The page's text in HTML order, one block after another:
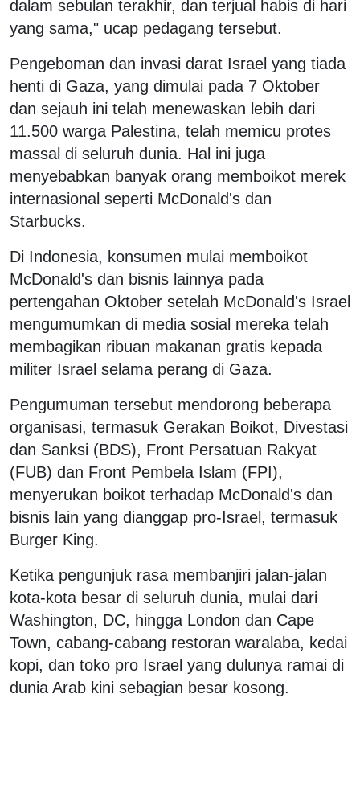
dalam sebulan terakhir, dan terjual habis di hari
yang sama," ucap pedagang tersebut.
Pengeboman dan invasi darat Israel yang tiada
henti di Gaza, yang dimulai pada 7 Oktober
dan sejauh ini telah menewaskan lebih dari
11.500 warga Palestina, telah memicu protes
massal di seluruh dunia. Hal ini juga
menyebabkan banyak orang memboikot merek
internasional seperti McDonald's dan
Starbucks.
Di Indonesia, konsumen mulai memboikot
McDonald's dan bisnis lainnya pada
pertengahan Oktober setelah McDonald's Israel
mengumumkan di media sosial mereka telah
membagikan ribuan makanan gratis kepada
militer Israel selama perang di Gaza.
Pengumuman tersebut mendorong beberapa
organisasi, termasuk Gerakan Boikot, Divestasi
dan Sanksi (BDS), Front Persatuan Rakyat
(FUB) dan Front Pembela Islam (FPI),
menyerukan boikot terhadap McDonald's dan
bisnis lain yang dianggap pro-Israel, termasuk
Burger King.
Ketika pengunjuk rasa membanjiri jalan-jalan
kota-kota besar di seluruh dunia, mulai dari
Washington, DC, hingga London dan Cape
Town, cabang-cabang restoran waralaba, kedai
kopi, dan toko pro Israel yang dulunya ramai di
dunia Arab kini sebagian besar kosong.